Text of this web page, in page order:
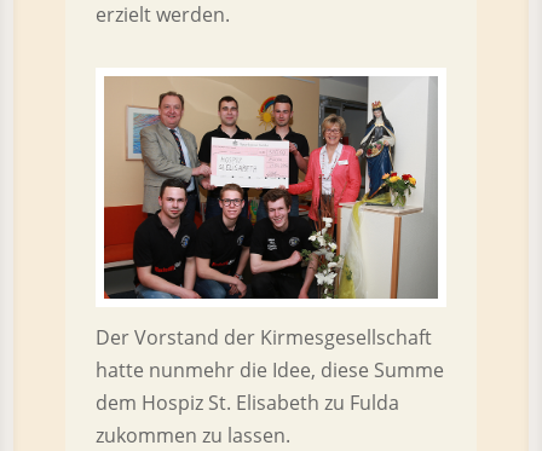
erzielt werden.
Der Vorstand der Kirmesgesellschaft
hatte nunmehr die Idee, diese Summe
dem Hospiz St. Elisabeth zu Fulda
zukommen zu lassen.